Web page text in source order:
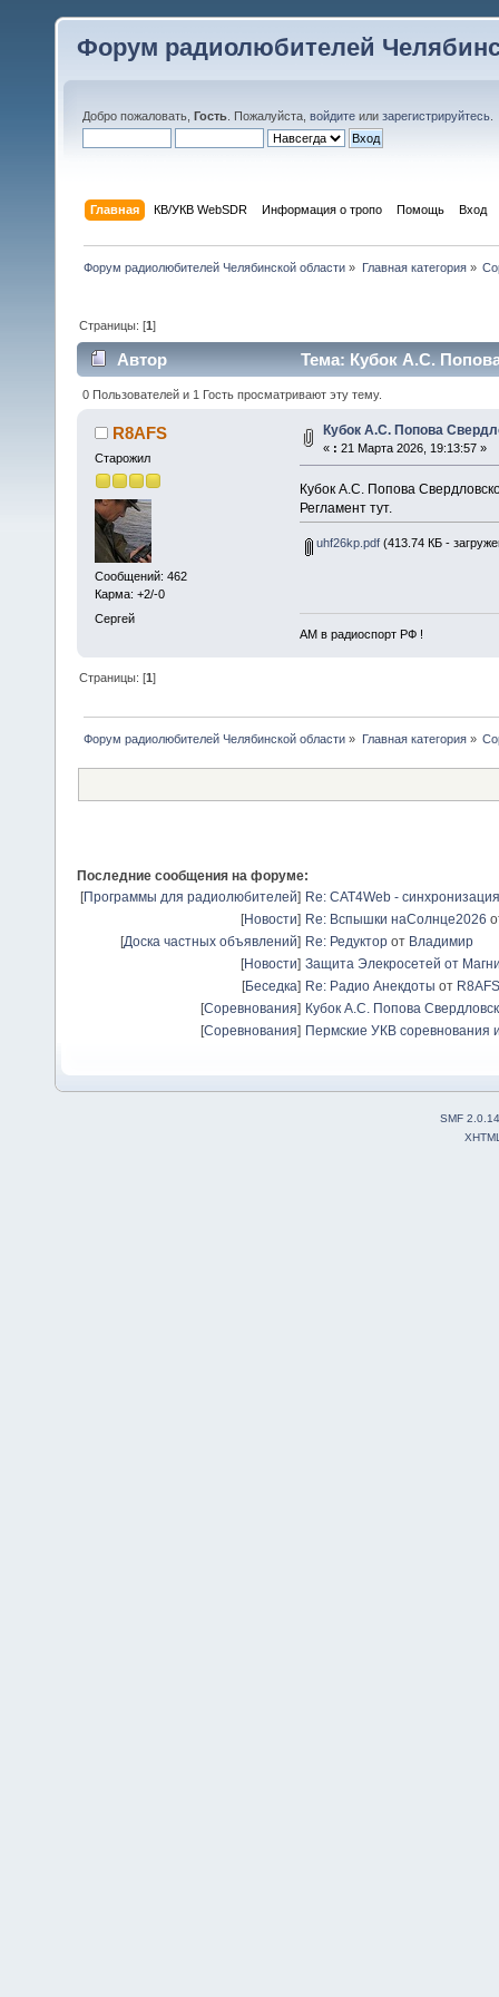
Форум радиолюбителей
Добро пожаловать, Гость . Пожалуйста, войдите или зарегистрируйтесь
Главная КВ/УКВ WebSDR Информация о тропо Помощь Вход
Форум радиолюбителей Челябинской области » Главная категория»
Страницы: [1]
Автор Тема: Кубок А.С.
0 Пользователей и 1 Гость просматривают эту тему.
R8AFS
Старожил
Сообщений: 462
Карма: +2/-0
Сергей
Кубок А.С. Попова
« : 21 Марта 2026, 19:13:57 »
Кубок А.С. Попова
Регламент тут.
uhf26kp.pdf(413.74 КБ -
АМ в радиоспорт РФ !
Страницы: [1]
Форум радиолюбителей Челябинской области » Главная категория»
Последние сообщения на форуме:
[Программы для радиолюбителей] Re: CAT4Web -
[Новости] Re: Вспышки наСолнце2026
[Доска частных объявлений] Re: Редуктор от Владимир
[Новости] Защита Элекросетей от
[Беседка] Re: Радио Анекдоты от R8AFS
[Соревнования] Кубок А.С. Попова
[Соревнования] Пермские УКВ соревнования
SMF 2.0.14